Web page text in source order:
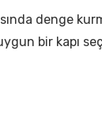
denge
bir kapı